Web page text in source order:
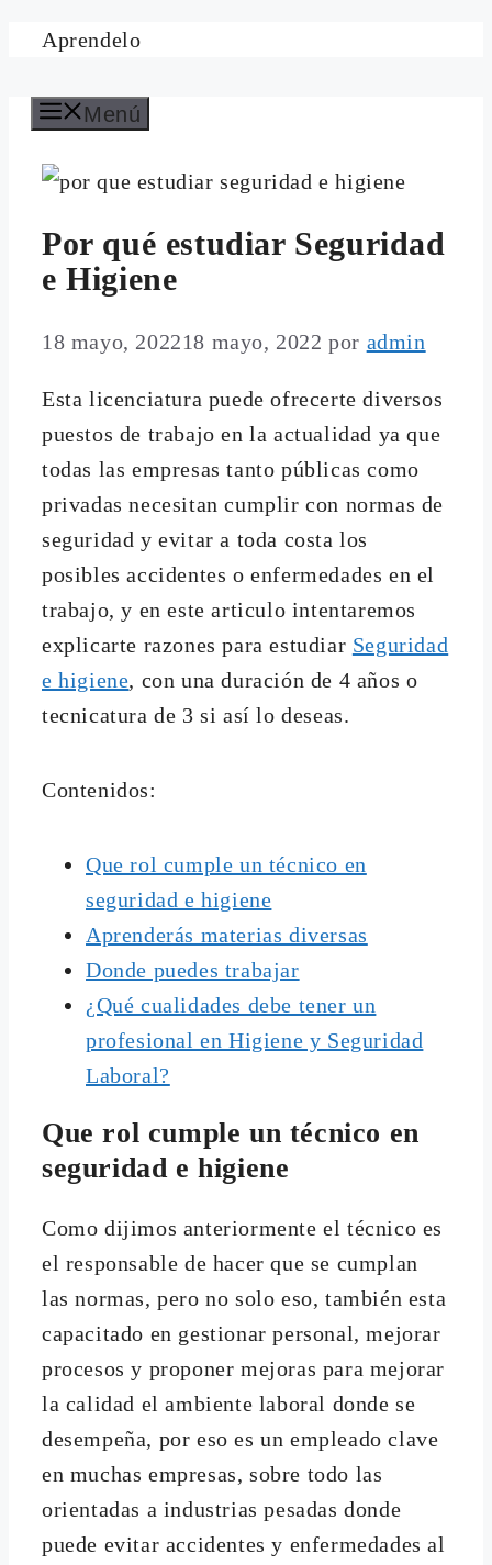
Saltar
contenido
Aprendelo
Menú
Por qué estudiar Seguridad
e Higiene
18 mayo, 202218 mayo, 2022 por admin
Esta licenciatura puede ofrecerte diversos
puestos de trabajo en la actualidad ya que
todas las empresas tanto públicas como
privadas necesitan cumplir con normas de
seguridad y evitar a toda costa los
posibles accidentes o enfermedades en el
trabajo, y en este articulo intentaremos
explicarte razones para estudiar Seguridad
e higiene, con una duración de 4 años o
tecnicatura de 3 si así lo deseas.
Contenidos:
Que rol cumple un técnico en
seguridad e higiene
Aprenderás materias diversas
Donde puedes trabajar
¿Qué cualidades debe tener un
profesional en Higiene y Seguridad
Laboral?
Que rol cumple un técnico en
seguridad e higiene
Como dijimos anteriormente el técnico es
el responsable de hacer que se cumplan
las normas, pero no solo eso, también esta
capacitado en gestionar personal, mejorar
procesos y proponer mejoras para mejorar
la calidad el ambiente laboral donde se
desempeña, por eso es un empleado clave
en muchas empresas, sobre todo las
orientadas a industrias pesadas donde
puede evitar accidentes y enfermedades al